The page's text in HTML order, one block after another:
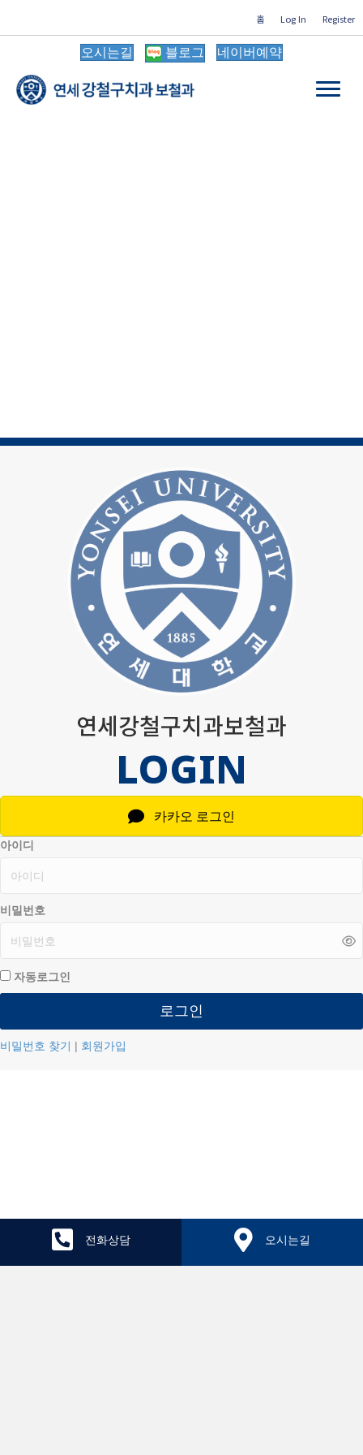
홈 Log In Register
오시는길 블로그 네이버예약
연세강철구치과보철과
LOGIN
카카오 로그인
아이디
비밀번호
자동로그인
로그인
비밀번호 찾기 | 회원가입
전화상담 오시는길